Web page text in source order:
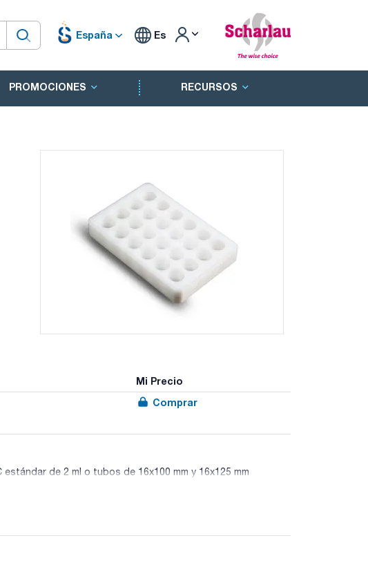
España Es
PROMOCIONES RECURSOS
Mi Precio
Comprar
de 2 ml o tubos de 16x100 mm y 16x125 mm
es aconsejable el uso de presión positiva o negativa